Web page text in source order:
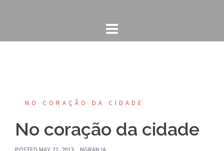
NO CORAÇÃO DA CIDADE
No coração da cidade